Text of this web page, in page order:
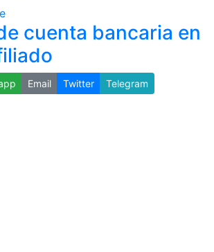
cuenta bancaria en
Email Twitter Telegram